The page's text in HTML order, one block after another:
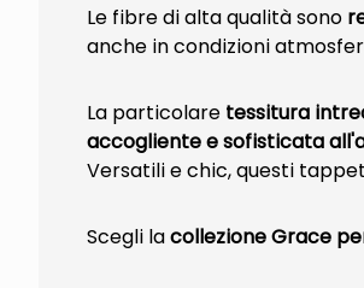
Le fibre di alta qualità sono
anche in condizioni
La particolare tessitura
accogliente e sofisticata
Versatili e chic, questi
Scegli lacollezione Grace